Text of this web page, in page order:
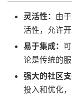
灵活性： 由
活性，允许
易于集成：
论是传统的
强大的社区支
投入和优化